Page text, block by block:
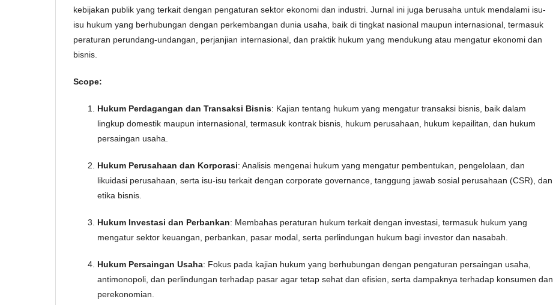
kebijakan publik yang terkait dengan pengaturan sektor ekonomi dan industri. Jurnal ini juga berusaha untuk mendalami isu-
isu hukum yang berhubungan dengan perkembangan dunia usaha, baik di tingkat nasional maupun internasional, termasuk
peraturan perundang-undangan, perjanjian internasional, dan praktik hukum yang mendukung atau mengatur ekonomi dan
bisnis.
Scope:
Hukum Perdagangan dan Transaksi Bisnis: Kajian tentang hukum yang mengatur transaksi bisnis, baik dalam
lingkup domestik maupun internasional, termasuk kontrak bisnis, hukum perusahaan, hukum kepailitan, dan hukum
persaingan usaha.
Hukum Perusahaan dan Korporasi: Analisis mengenai hukum yang mengatur pembentukan, pengelolaan, dan
likuidasi perusahaan, serta isu-isu terkait dengan corporate governance, tanggung jawab sosial perusahaan (CSR), dan
etika bisnis.
Hukum Investasi dan Perbankan: Membahas peraturan hukum terkait dengan investasi, termasuk hukum yang
mengatur sektor keuangan, perbankan, pasar modal, serta perlindungan hukum bagi investor dan nasabah.
Hukum Persaingan Usaha: Fokus pada kajian hukum yang berhubungan dengan pengaturan persaingan usaha,
antimonopoli, dan perlindungan terhadap pasar agar tetap sehat dan efisien, serta dampaknya terhadap konsumen dan
perekonomian.